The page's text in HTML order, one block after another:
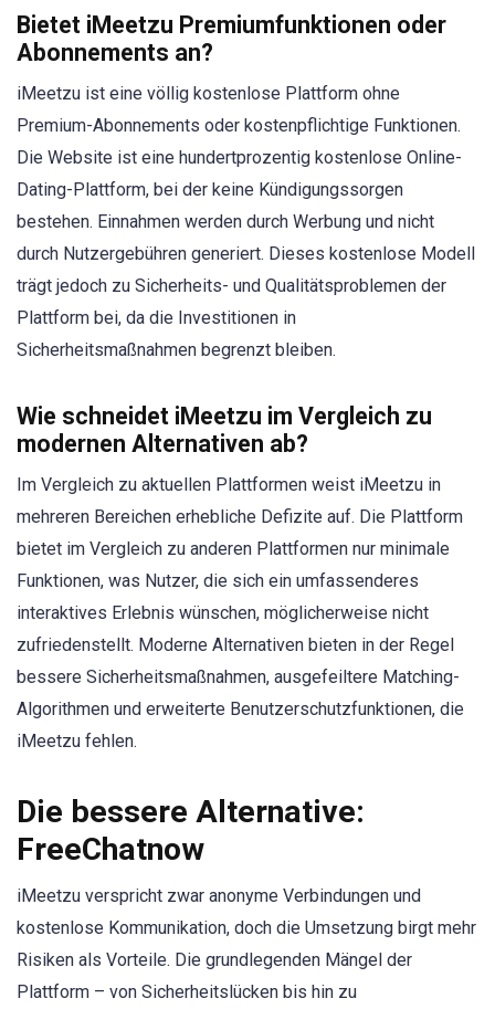
Bietet iMeetzu Premiumfunktionen oder
Abonnements an?
iMeetzu ist eine völlig kostenlose Plattform ohne
Premium-Abonnements oder kostenpflichtige Funktionen.
Die Website ist eine hundertprozentig kostenlose Online-
Dating-Plattform, bei der keine Kündigungssorgen
bestehen. Einnahmen werden durch Werbung und nicht
durch Nutzergebühren generiert. Dieses kostenlose Modell
trägt jedoch zu Sicherheits- und Qualitätsproblemen der
Plattform bei, da die Investitionen in
Sicherheitsmaßnahmen begrenzt bleiben.
Wie schneidet iMeetzu im Vergleich zu
modernen Alternativen ab?
Im Vergleich zu aktuellen Plattformen weist iMeetzu in
mehreren Bereichen erhebliche Defizite auf. Die Plattform
bietet im Vergleich zu anderen Plattformen nur minimale
Funktionen, was Nutzer, die sich ein umfassenderes
interaktives Erlebnis wünschen, möglicherweise nicht
zufriedenstellt. Moderne Alternativen bieten in der Regel
bessere Sicherheitsmaßnahmen, ausgefeiltere Matching-
Algorithmen und erweiterte Benutzerschutzfunktionen, die
iMeetzu fehlen.
Die bessere Alternative:
FreeChatnow
iMeetzu verspricht zwar anonyme Verbindungen und
kostenlose Kommunikation, doch die Umsetzung birgt mehr
Risiken als Vorteile. Die grundlegenden Mängel der
Plattform – von Sicherheitslücken bis hin zu